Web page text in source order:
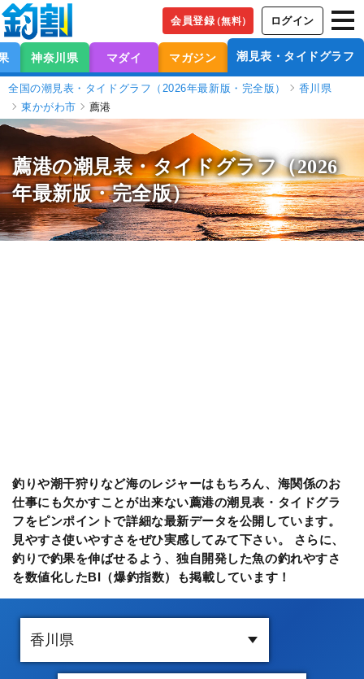
会員登録（無料） ログイン
神奈川県 マダイ マガジン 潮見表・タイドグラフ
全国の潮見表・タイドグラフ（2026年最新版・完全版）
香川県
東かがわ市
薦港
薦港の潮見表・タイドグラフ（2026
年最新版・完全版）
釣りや潮干狩りなど海のレジャーはもちろん、海関係のお
仕事にも欠かすことが出来ない薦港の潮見表・タイドグラ
フをピンポイントで詳細な最新データを公開しています。
見やすさ使いやすさをぜひ実感してみて下さい。 さらに、
釣りで釣果を伸ばせるよう、独自開発した魚の釣れやすさ
を数値化したBI（爆釣指数）も掲載しています！